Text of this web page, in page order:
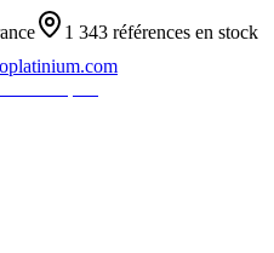
1 343 références en stock